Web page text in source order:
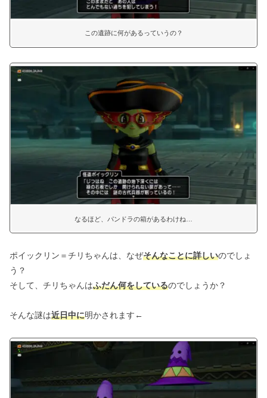
この遺跡に何があるっていうの？
なるほど、パンドラの箱があるわけね…
ポイックリン＝チリちゃんは、なぜそんなことに詳しいのでしょ
う？
そして、チリちゃんはふだん何をしているのでしょうか？
そんな謎は近日中に明かされます←